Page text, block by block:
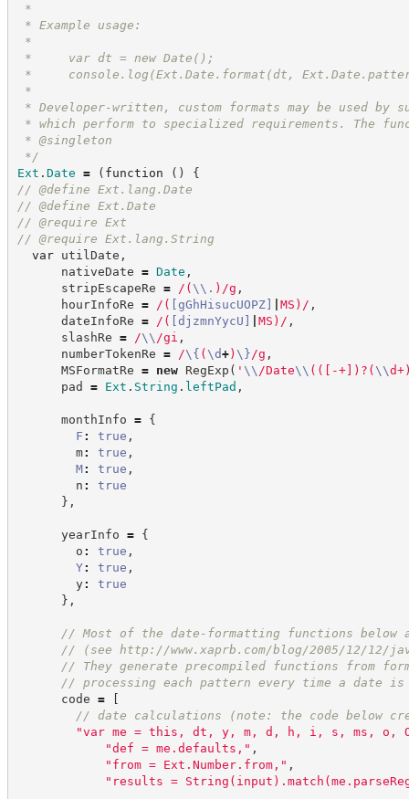
*
* Example usage:
*
*     var dt = new Date();
*     console.log(Ext.Date.format(dt,
*
* Developer-written, custom formats may be used by
* which perform to specialized requirements. The
* @singleton
*/
Ext . Date = ( function ( )
{
// @define Ext.lang.Date
// @define Ext.Date
// @require Ext
// @require Ext.lang.String
var utilDate ,
nativeDate = Date ,
stripEscapeRe = / ( \\ . ) /g ,
hourInfoRe = / ( [gGhHisucUOPZ] MS ) / ,
dateInfoRe = / ( [djzmnYycU ] MS ) / ,
slashRe = /\\ /gi ,
numberTokenRe = /\{ ( \d+) \} /g ,
MSFormatRe = new RegExp ( ' \\ /Date\\ (([-+])?( \\
pad = Ext . String . leftPad ,
monthInfo =
{
F : true ,
m: true ,
M: true ,
n :
true
} ,
yearInfo =
{
o : true ,
Y: true ,
y:
true
} ,
// Most of the date-formatting functions below
// (see http://www.xaprb.com/blog/2005/12/
// They generate precompiled functions from
// processing each pattern every time a date
code =
[
// date calculations (note: the code below
"var me = this, dt, y, m, d, h, i, s, ms, o,
"def = me.defaults, " ,
" from = Ext.Number.from, " ,
" results =